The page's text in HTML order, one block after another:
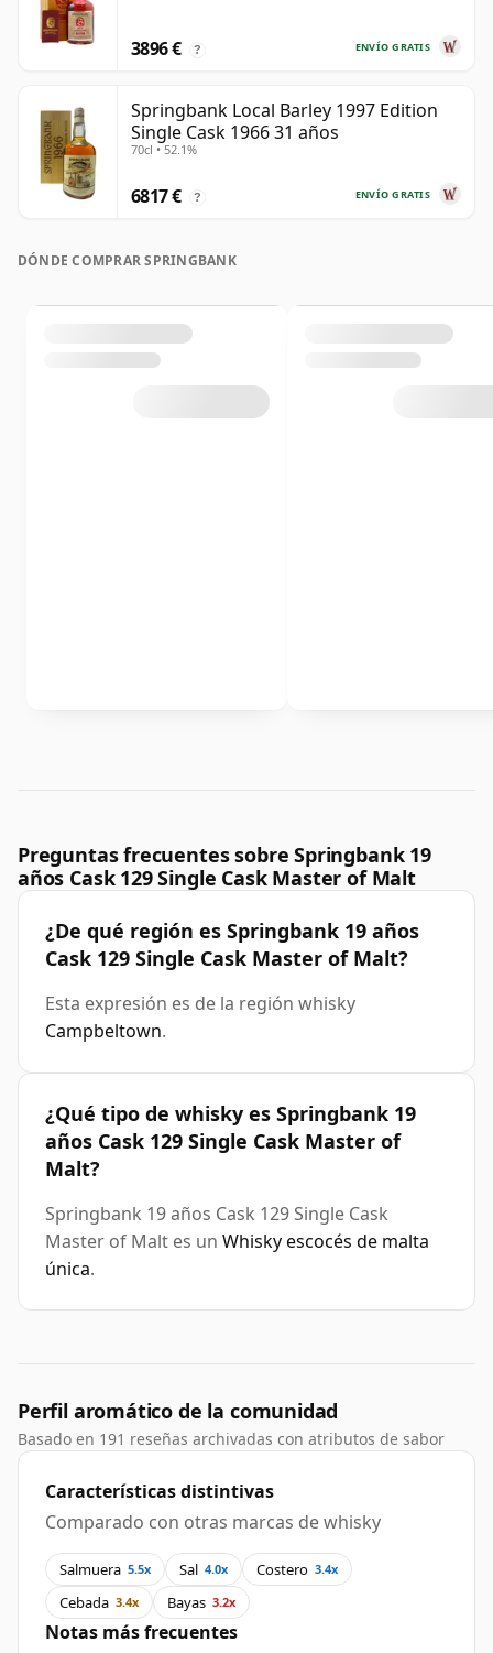
ENVÍO GRATIS
3896 € ?
Springbank Local Barley 1997 Edition
Single Cask 1966 31 años
70cl • 52.1%
ENVÍO GRATIS
6817 € ?
DÓNDE COMPRAR SPRINGBANK
Preguntas frecuentes sobre Springbank 19
años Cask 129 Single Cask Master of Malt
¿De qué región es Springbank 19 años
Cask 129 Single Cask Master of Malt?
Esta expresión es de la región whisky
Campbeltown.
¿Qué tipo de whisky es Springbank 19
años Cask 129 Single Cask Master of
Malt?
Springbank 19 años Cask 129 Single Cask
Master of Malt es un Whisky escocés de malta
única.
Perfil aromático de la comunidad
Basado en 191 reseñas archivadas con atributos de sabor
Características distintivas
Comparado con otras marcas de whisky
Salmuera 5.5x Sal 4.0x Costero 3.4x
Cebada 3.4x Bayas 3.2x
Notas más frecuentes